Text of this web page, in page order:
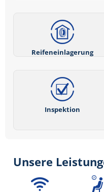
Reifeneinlagerung
Inspektion
Unsere